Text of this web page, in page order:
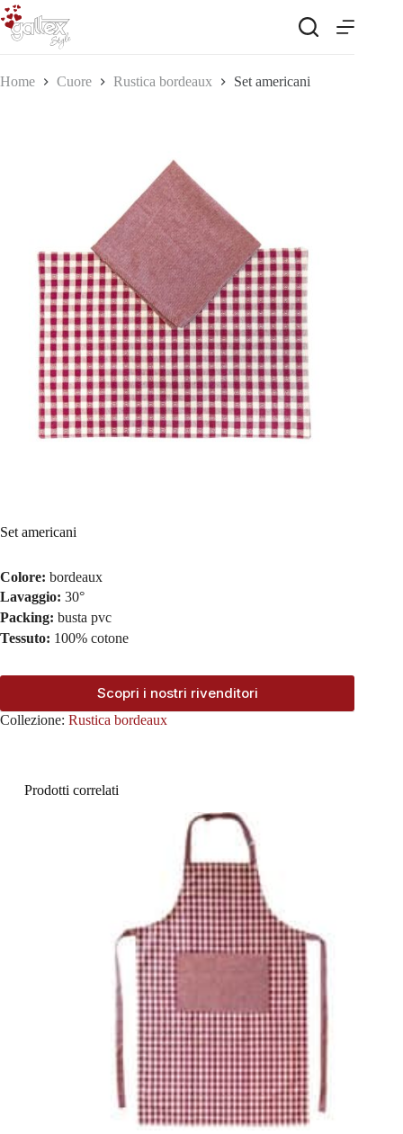
Salta
al
contenuto
Home Cuore Rustica bordeaux Set americani
Set americani
Colore: bordeaux
Lavaggio: 30°
Packing: busta pvc
Tessuto: 100% cotone
Scopri i nostri rivenditori
Collezione: Rustica bordeaux
Prodotti correlati